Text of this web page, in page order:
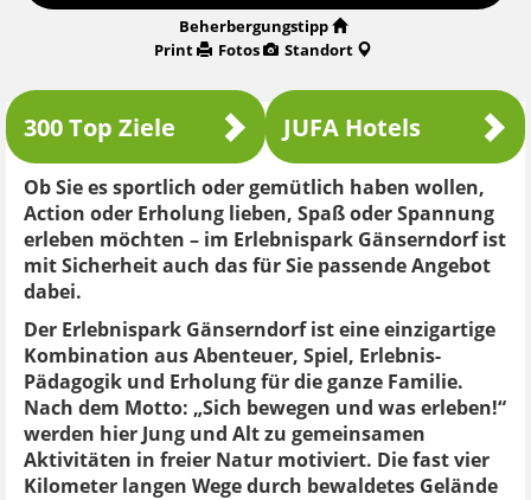
Beherbergungstipp
Print
Fotos Standort
300 Top Ziele JUFA Hotels
Ob Sie es sportlich oder gemütlich haben wollen,
Action oder Erholung lieben, Spaß oder Spannung
erleben möchten – im Erlebnispark Gänserndorf ist
mit Sicherheit auch das für Sie passende Angebot
dabei.
Der Erlebnispark Gänserndorf ist eine einzigartige
Kombination aus Abenteuer, Spiel, Erlebnis-
Pädagogik und Erholung für die ganze Familie.
Nach dem Motto: „Sich bewegen und was erleben!“
werden hier Jung und Alt zu gemeinsamen
Aktivitäten in freier Natur motiviert. Die fast vier
Kilometer langen Wege durch bewaldetes Gelände